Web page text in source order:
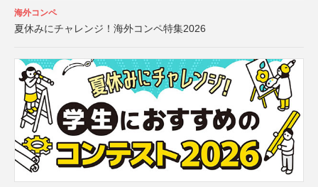
海外コンペ
夏休みにチャレンジ！海外コンペ特集2026